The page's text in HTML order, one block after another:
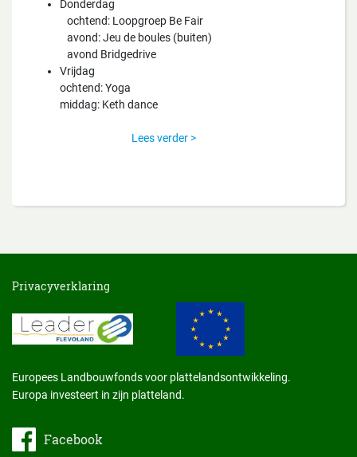
Donderdag
ochtend: Loopgroep Be Fair
avond: Jeu de boules (buiten)
avond Bridgedrive
Vrijdag
ochtend: Yoga
middag: Keth dance
Lees verder >
Privacyverklaring
Europees Landbouwfonds voor plattelandsontwikkeling.
Europa investeert in zijn platteland.
Facebook